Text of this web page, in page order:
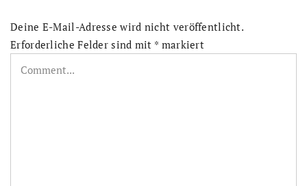
Deine E-Mail-Adresse wird nicht veröffentlicht.
Erforderliche Felder sind mit * markiert